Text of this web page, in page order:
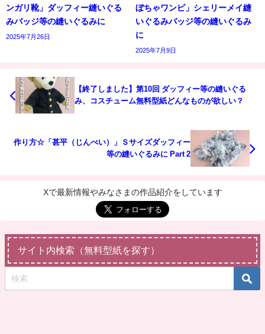
ンガリ靴」ダッフィー縫いぐる
みバッジ等の縫いぐるみに
2025年7月26日
ぼちゃワンピ」シェリーメイ縫
いぐるみバッジ等の縫いぐるみ
に
2025年7月9日
【終了しました】第10回 ダッフィー等の縫いぐる
み、コスチューム無料型紙どんなものが欲しい？
作り方☆「甚平（じんべい）」Ｓサイズダッフィー
等の縫いぐるみに Part 2
Xで最新情報やみなさまの作品紹介をしています
サイト内検索（無料型紙を探す）